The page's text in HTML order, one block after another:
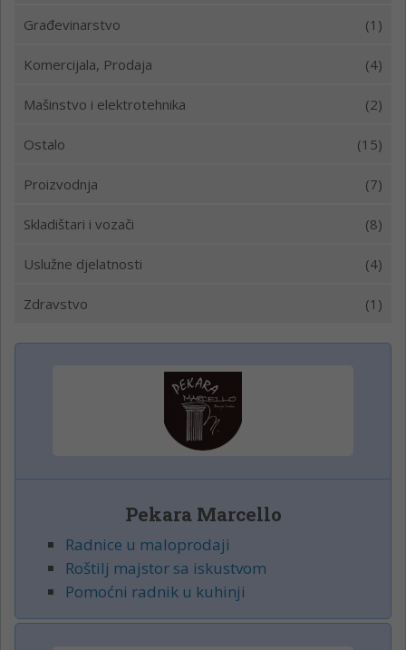
Građevinarstvo (1)
Komercijala, Prodaja (4)
Mašinstvo i elektrotehnika (2)
Ostalo (15)
Proizvodnja (7)
Skladištari i vozači (8)
Uslužne djelatnosti (4)
Zdravstvo (1)
Pekara Marcello
Radnice u maloprodaji
Roštilj majstor sa iskustvom
Pomoćni radnik u kuhinji